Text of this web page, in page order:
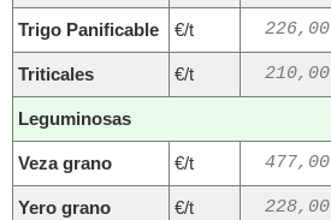
Trigo Panificable €/t 226,00
Triticales €/t 210,00
Leguminosas
Veza grano €/t 477,00
Yero grano €/t 228,00